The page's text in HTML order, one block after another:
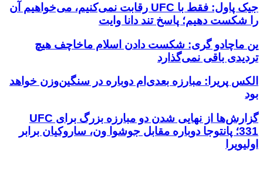
جیک پاول: فقط با UFC رقابت نمی‌کنیم، می‌خواهیم آن
را شکست دهیم؛ پاسخ تند دانا وایت
ین ماچادو گری: شکست دادن اسلام ماخاچف هیچ
تردیدی باقی نمی‌گذارد
الکس پریرا: مبارزه بعدی‌ام دوباره در سنگین‌وزن خواهد
بود
گزارش‌ها از نهایی شدن دو مبارزه بزرگ برای UFC
331؛ پانتوجا دوباره مقابل جوشوا ون، ساروکیان برابر
اولیویرا